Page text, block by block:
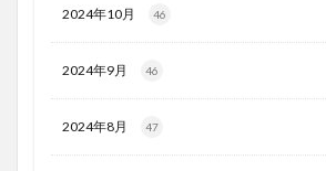
2024年10月 46
2024年9月 46
2024年8月 47